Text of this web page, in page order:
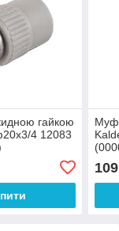
гайкою
4 12083
109